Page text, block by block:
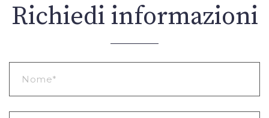
Richiedi informazioni